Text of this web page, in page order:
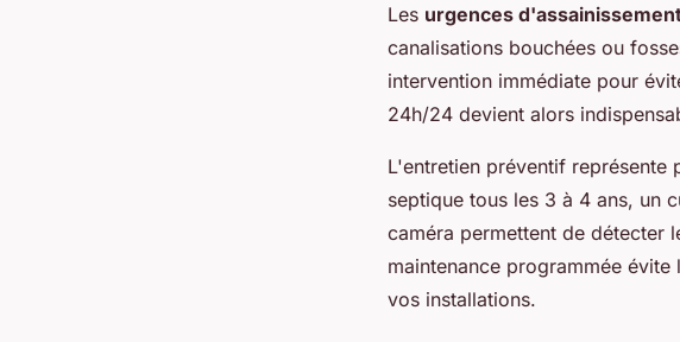
Les urgences
canalisations bouchées ou
intervention immédiate pour
24h/24 devient alors
L'entretien préventif représente
septique tous les 3 à 4 ans, un
caméra permettent de détecter
maintenance programmée
vos installations.